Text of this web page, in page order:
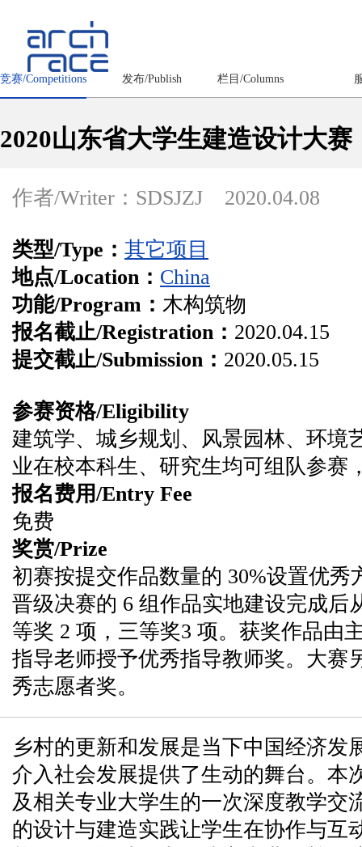
竞赛/Competitions 发布/Publish 栏目/Columns
2020山东省大学生建造设计大
作者/Writer：SDSJZJ 2020.04.08
类型/Type： 其它项目
地点/Location： China
功能/Program： 木构筑物
报名截止/Registration： 2020.04.15
提交截止/Submission： 2020.05.15
参赛资格/Eligibility
建筑学、城乡规划、风景园林、环境
业在校本科生、研究生均可组队参赛
报名费用/Entry Fee
免费
奖赏/Prize
初赛按提交作品数量的 30%设置优秀
晋级决赛的 6 组作品实地建设完成后
等奖 2 项，三等奖3 项。获奖作品由
指导老师授予优秀指导教师奖。大赛
秀志愿者奖。
乡村的更新和发展是当下中国经济发
介入社会发展提供了生动的舞台。本
及相关专业大学生的一次深度教学交
的设计与建造实践让学生在协作与互